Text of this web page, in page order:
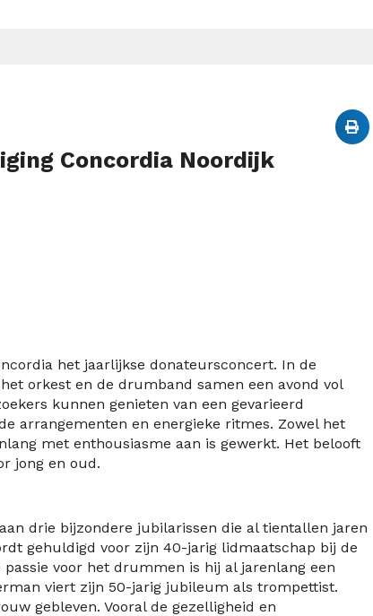
Concordia Noordijk
het jaarlijkse donateursconcert. In de
orkest en de drumband samen een avond vol
kunnen genieten van een gevarieerd
arrangementen en energieke ritmes. Zowel het
met enthousiasme aan is gewerkt. Het belooft
jong en oud.
drie bijzondere jubilarissen die al tientallen jaren
gehuldigd voor zijn 40-jarig lidmaatschap bij de
voor het drummen is hij al jarenlang een
viert zijn 50-jarig jubileum als trompettist.
gebleven. Vooral de gezelligheid en